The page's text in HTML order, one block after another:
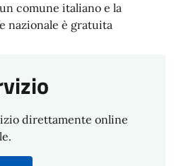
comune italiano e la
nazionale è gratuita
direttamente online